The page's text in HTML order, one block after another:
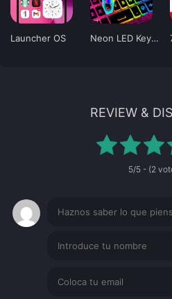
Launcher OS Neon LED Keyboard
REVIEW &
5/5 - (2